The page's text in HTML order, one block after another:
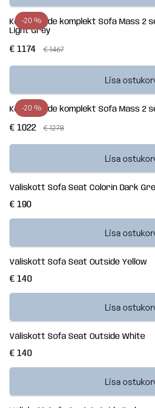
-20 %
Kott-toolide komplekt Sofa Mass 2
Light Grey
€ 1174 € 1467
Lisa
-20 %
Kott-toolide komplekt Sofa Mass 2
€ 1022 € 1278
Lisa
Väliskott Sofa Seat Colorin Dark
€ 190
Lisa
Väliskott Sofa Seat Outside Yellow
€ 140
Lisa
Väliskott Sofa Seat Outside White
€ 140
Lisa